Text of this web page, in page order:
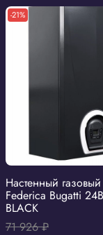
-21%
Настенный газовый
Federica Bugatti
BLACK
71 926 ₽